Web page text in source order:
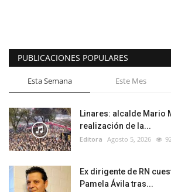
PUBLICACIONES POPULARES
Esta Semana Este Mes
Linares: alcalde Mario
realización de la...
Editora Agosto 5, 2026
Ex dirigente de RN
Pamela Ávila tras...